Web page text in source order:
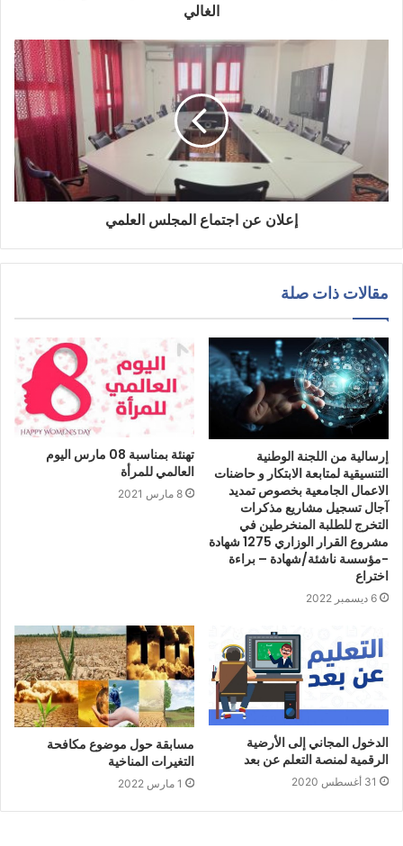
الغالي
إعلان عن اجتماع المجلس العلمي
مقالات ذات صلة
إرسالية من اللجنة الوطنية
التنسيقية لمتابعة الابتكار و حاضنات
الاعمال الجامعية بخصوص تمديد
آجال تسجيل مشاريع مذكرات
التخرج للطلبة المنخرطين في
مشروع القرار الوزاري 1275 شهادة
-مؤسسة ناشئة/شهادة – براءة
اختراع
6 ديسمبر 2022
تهنئة بمناسبة 08 مارس اليوم
العالمي للمرأة
8 مارس 2021
الدخول المجاني إلى الأرضية
الرقمية لمنصة التعلم عن بعد
31 أغسطس 2020
مسابقة حول موضوع مكافحة
التغيرات المناخية
1 مارس 2022